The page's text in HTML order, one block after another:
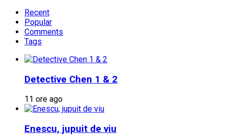
Recent
Popular
Comments
Tags
Detective Chen 1 & 2
11 ore ago
Enescu, jupuit de viu